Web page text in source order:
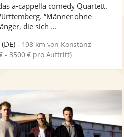
Fotos
5
a-cappella comedy Quartett.
“Männer ohne
die sich ...
(DE) - 198 km von Konstanz
- 3500 € pro Auftritt)